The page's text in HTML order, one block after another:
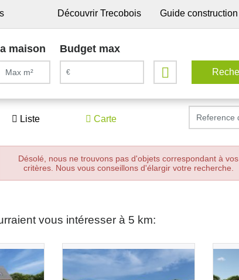
Découvrir Trecobois Guide construction
maison Budget max
Liste Carte
Désolé, nous ne trouvons pas d'objets correspondant à vos
critères. Nous vous conseillons d'élargir votre recherche.
vous intéresser à 5 km: